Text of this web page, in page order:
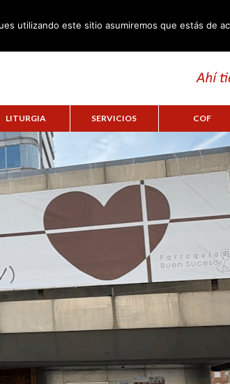
LITURGIA SERVICIOS COF
utilizando este sitio asumiremos que estás de